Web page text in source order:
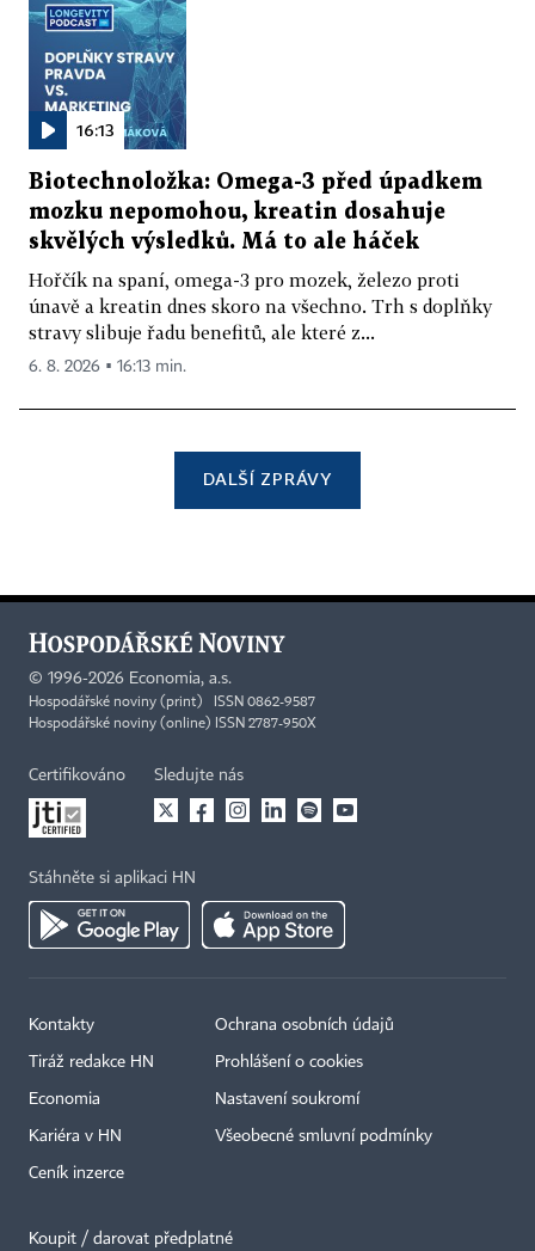
16:13
Biotechnoložka: Omega-3 před úpadkem
mozku nepomohou, kreatin dosahuje
skvělých výsledků. Má to ale háček
Hořčík na spaní, omega-3 pro mozek, železo proti
únavě a kreatin dnes skoro na všechno. Trh s doplňky
stravy slibuje řadu benefitů, ale které z...
6. 8. 2026 ▪ 16:13 min.
DALŠÍ ZPRÁVY
© 1996-2026 Economia, a.s.
Hospodářské noviny (print) ISSN 0862-9587
Hospodářské noviny (online) ISSN 2787-950X
Certifikováno Sledujte nás
Stáhněte si aplikaci HN
Kontakty
Tiráž redakce HN
Economia
Kariéra v HN
Ceník inzerce
Ochrana osobních údajů
Prohlášení o cookies
Nastavení soukromí
Všeobecné smluvní podmínky
Koupit / darovat předplatné